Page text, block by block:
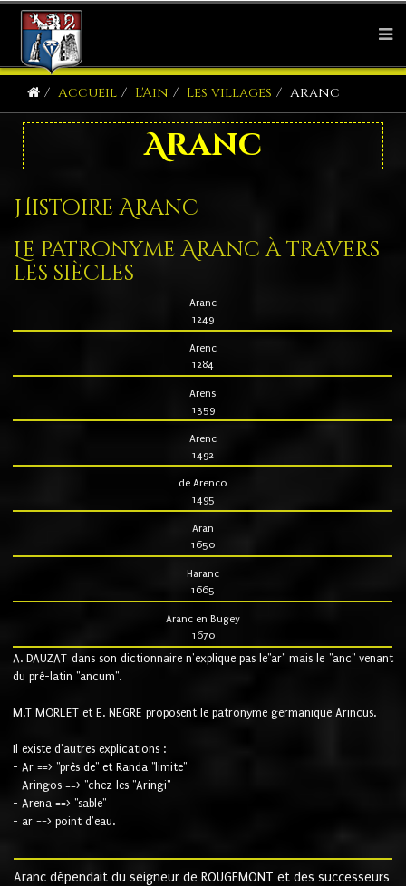
Accueil L'Ain Les villages Aranc
Aranc
Histoire Aranc
Le patronyme Aranc à travers
les siècles
Aranc
1249
Arenc
1284
Arens
1359
Arenc
1492
de Arenco
1495
Aran
1650
Haranc
1665
Aranc en Bugey
1670
A. DAUZAT dans son dictionnaire n'explique pas le"ar" mais le "anc" venant
du pré-latin "ancum".
M.T MORLET et E. NEGRE proposent le patronyme germanique Arincus.
Il existe d'autres explications :
- Ar ==> "près de" et Randa "limite"
- Aringos ==> "chez les "Aringi"
- Arena ==> "sable"
- ar ==> point d'eau.
Aranc dépendait du seigneur de ROUGEMONT et des successeurs